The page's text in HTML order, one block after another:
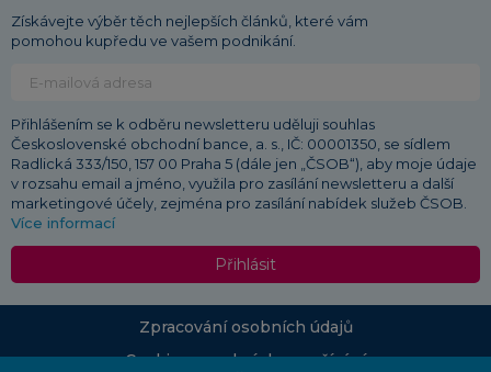
Získávejte výběr těch nejlepších článků, které vám
pomohou kupředu ve vašem podnikání.
Přihlášením se k odběru newsletteru uděluji souhlas
Československé obchodní bance, a. s., IČ: 00001350, se sídlem
Radlická 333/150, 157 00 Praha 5 (dále jen „ČSOB“), aby moje údaje
v rozsahu email a jméno, využila pro zasílání newsletteru a další
marketingové účely, zejména pro zasílání nabídek služeb ČSOB.
Více informací
Přihlásit
Zpracování osobních údajů
Cookies a podmínky používání